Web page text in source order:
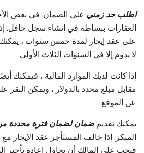
اطلب حد زمني على الضمان. في بعض
العقارات ببساطة في إنشاء سجل حافل.
على عقد إيجار لمدة خمس سنوات ،
لا يدوم إلا في السنوات الثلاث الأولى.
إذا كانت لديك الموارد المالية ، فيمكنك
مقابل مبلغ محدد بالدولار ، ويمكن النقر
عن الموقع.
يمكنك تقديم ضمان لضمان فترة محددة
المبكر. إذا خالف المستأجر عقد الإيجار
فيجب على المالك أن يحاول إعادة تأجير